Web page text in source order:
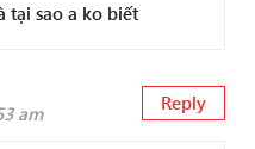
tại sao a ko biết
am
Reply